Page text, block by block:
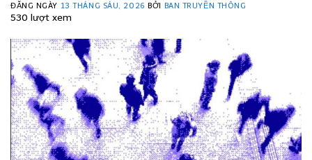
ĐĂNG NGÀY 13 THÁNG SÁU, 2026 BỞI BAN TRUYỀN THÔNG
530 lượt xem